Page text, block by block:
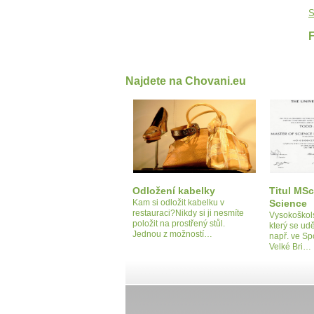
Najdete na Chovani.eu
Odložení kabelky
Kam si odložit kabelku v
restauraci?Nikdy si ji nesmíte
položit na prostřený stůl.
Jednou z možností…
Titul
Science
který se
např. ve
Velké Bri…